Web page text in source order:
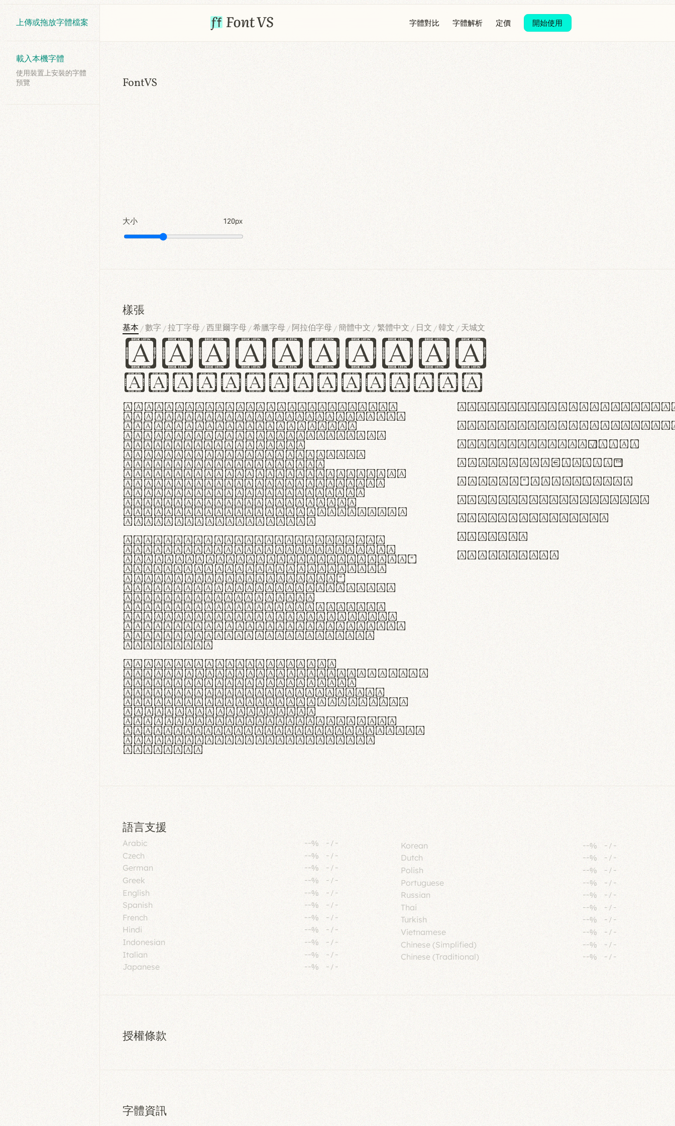
上傳或拖放字體檔案
載入本機字體
使用裝置上安裝的字體
預覽
字體對比 字體解析 定價 開始使用
FontVS
大小 120px
樣張
基本 /數字 /拉丁字母 /西里爾字母 /希臘字母 / 阿拉伯字母 /簡體中文 /繁體中文 / 日文 /韓文 / 天城文
Handgloves
Hamburgefontsiv
Lorem ipsum dolor sit amet,
consectetur adipiscing elit.
Handgloves ergonomia et
proteccio manus praestant,
texturae molles et
flexibilitas singulares.
Suspendisse potenti.
Vestibulum ante ipsum primis
in faucibus orci luctus et
ultrices posuere cubilia
curae; Praesent commodo
hendrerit diam, non vehicula
justo interdum vel.
Quisque nec purus lacinia,
fabrica gantuum artisanalis
meminit, ubi materia selecta—
sicut lana merino, butyrum
nappa, vel synthetics—
praecisione assuuntur. Duis
aute irure dolor in
reprehenderit in voluptate
velit esse cillum dolore eu
fugiat nulla pariatur. Fusce
id velit ut lectus varius
faucibus.
In thermoregulatione,
handgloves microfibra innovans
aut insulatione polaris
utuntur. Curabitur pretium
tincidunt lacus, non laoreet
lorem tempor vitae.
Pellentesque habitant morbi
tristique senectus et netus et
malesuada fames ac turpis
egestas.
#0123456789%+−×÷=±
<>()[]{}|€£$¥©®™
,.!?:;…~^*'"°&@/\
rn m cl d cj g vv w
Il1 Oo0 dbqp 8B
CO eoca
fontvs.com
語言支援
Arabic --% - / -
Czech
--% - / -
German
--% - / -
Greek
--% - /-
English
--% - / -
Spanish
--% -/ -
French
--% -/ -
Hindi
--% - / -
Indonesian
--% - / -
Italian
--% - / -
Japanese
--% - / -
Korean --% - / -
Dutch
--% - / -
Polish
--% - / -
Portuguese
--% - / -
Russian
--% -/ -
Thai
--% - / -
Turkish
--% - / -
Vietnamese
--% - / -
Chinese (Simplified)
--% - / -
Chinese (Traditional)
--% - / -
授權條款
字體資訊